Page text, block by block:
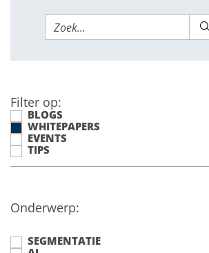
Filter op:
BLOGS
WHITEPAPERS
EVENTS
TIPS
Onderwerp:
SEGMENTATIE